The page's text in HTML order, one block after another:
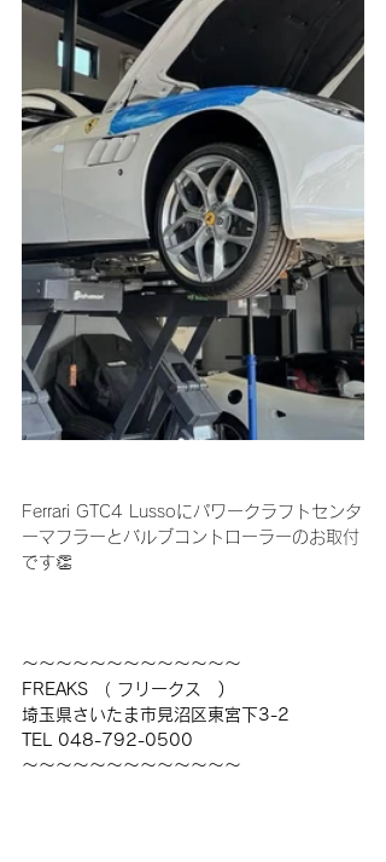
Ferrari GTC4 Lussoにパワークラフトセンタ
ーマフラーとバルブコントローラーのお取付
です👏
〜〜〜〜〜〜〜〜〜〜〜〜〜
FREAKS （ フリークス　)
埼玉県さいたま市見沼区東宮下3-2
TEL 048-792-0500
〜〜〜〜〜〜〜〜〜〜〜〜〜